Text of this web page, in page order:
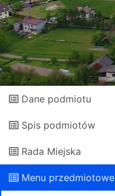
Dane podmiotu
Spis podmiotów
Rada Miejska
Menu przedmiotowe